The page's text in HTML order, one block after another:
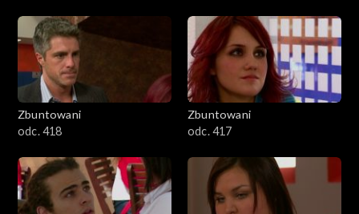
Zbuntowani
odc. 418
Zbuntowani
odc. 417